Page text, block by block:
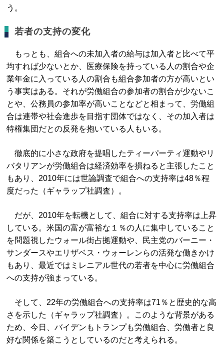
う。
若者の支持の変化
もっとも、組合への未加入者の給与は加入者と比べて平
均すれば少ないとか、医療保険を持っている人の割合や企
業年金に入っている人の割合も組合参加者の方が高いとい
う事実はある。それが労働組合の参加者の割合が少ないこ
とや、公務員の参加率が高いことなどと相まって、労働組
合は連帯や社会進歩を目指す団体ではなく、その加入者は
特権集団だとの反発を抱いている人もいる。
徹底的に小さな政府を提唱したティーパーティ運動やリ
バタリアンが労働組合は経済効率を損ねると主張したこと
もあり、2010年には世論調査で組合への支持率は48％程
度だった（ギャラップ社調査）。
だが、2010年を転機として、組合に対する支持率は上昇
している。米国の富が富裕な１％の人に集中していること
を問題視したウォール街占拠運動や、民主党のバーニー・
サンダースやエリザベス・ウォーレンらの活発な働きかけ
もあり、最近ではミレニアル世代の若者を中心に労働組合
への支持が強まっている。
そして、22年の労働組合への支持率は71％と歴史的な高
さを示した（ギャラップ社調査）。このような背景がある
ため、今日、バイデンもトランプも労働組合、労働者と良
好な関係を築こうとしているのだと考えられる。